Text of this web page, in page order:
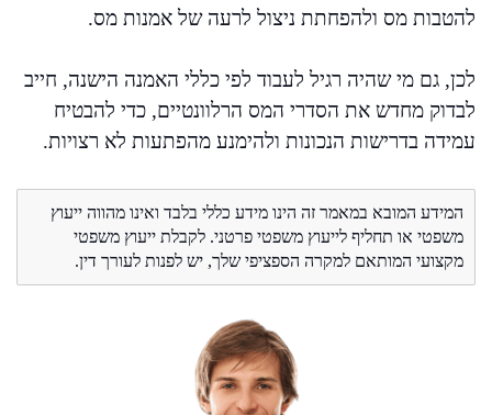
להטבות מס ולהפחתת ניצול לרעה של אמנות מס.
לכן, גם מי שהיה רגיל לעבוד לפי כללי האמנה הישנה, חייב
לבדוק מחדש את הסדרי המס הרלוונטיים, כדי להבטיח
עמידה בדרישות הנכונות ולהימנע מהפתעות לא רצויות.
המידע המובא במאמר זה הינו מידע כללי בלבד ואינו מהווה ייעוץ
משפטי או תחליף לייעוץ משפטי פרטני. לקבלת ייעוץ משפטי
מקצועי המותאם למקרה הספציפי שלך, יש לפנות לעורך דין.